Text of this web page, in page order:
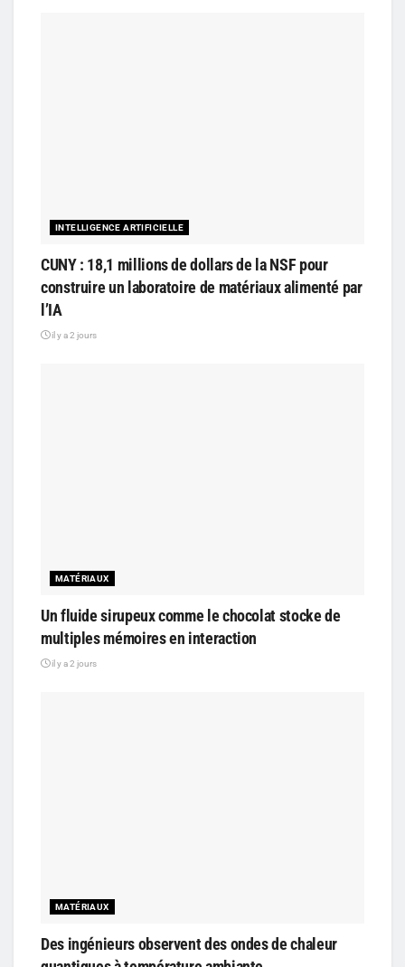
INTELLIGENCE ARTIFICIELLE
CUNY : 18,1 millions de dollars de la NSF pour
construire un laboratoire de matériaux alimenté par
l’IA
il y a 2 jours
MATÉRIAUX
Un fluide sirupeux comme le chocolat stocke de
multiples mémoires en interaction
il y a 2 jours
MATÉRIAUX
Des ingénieurs observent des ondes de chaleur